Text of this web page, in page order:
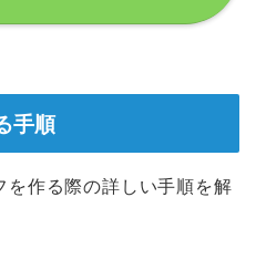
手順
作る際の詳しい手順を解